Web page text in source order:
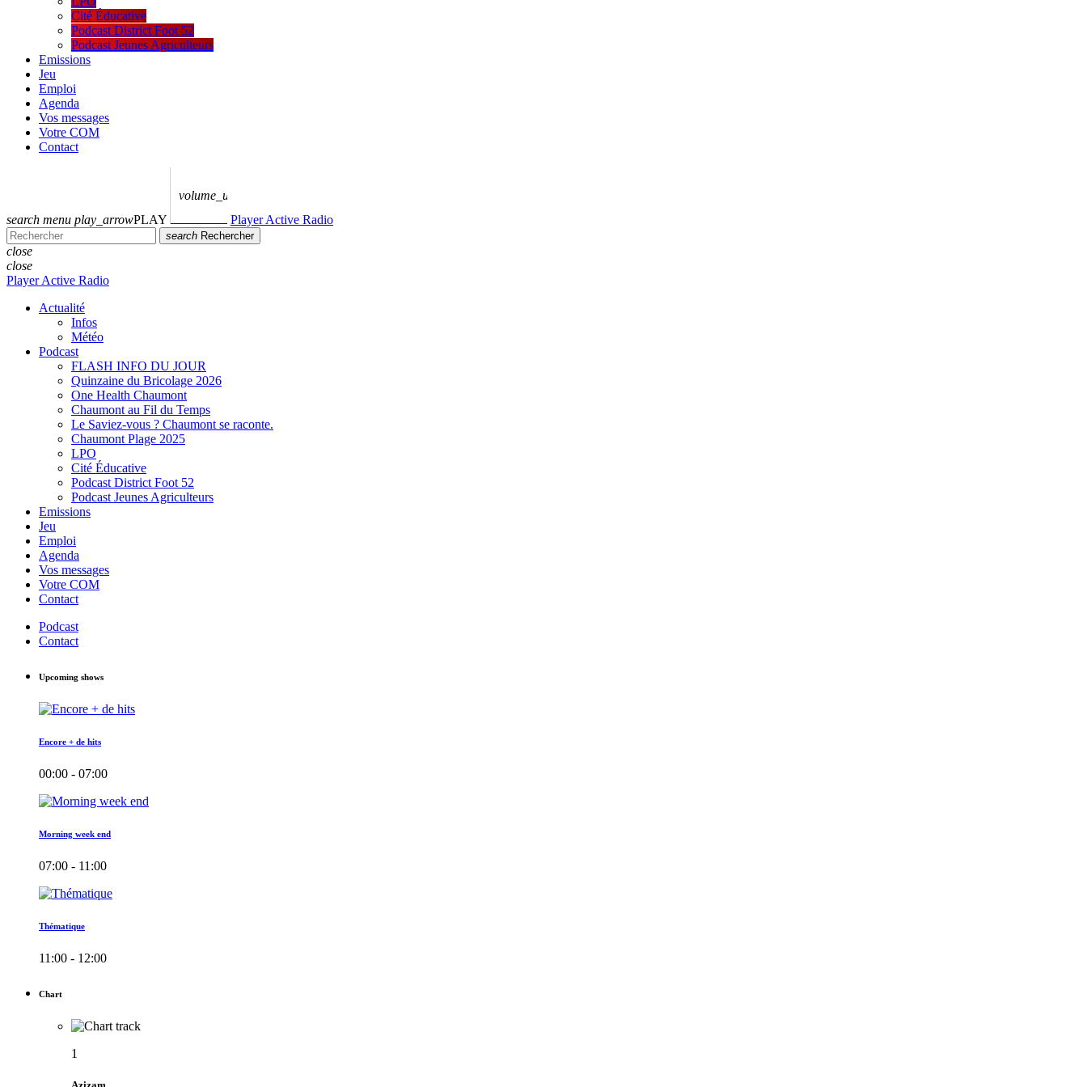
Cité Éducative
Podcast District Foot 52
Podcast Jeunes Agriculteurs
Emissions
Jeu
Emploi
Agenda
Vos messages
Votre COM
Contact
search menu play_arrowPLAY
volume_up
Player Active Radio
search Rechercher
close
close
Player Active Radio
Actualité
Infos
Météo
Podcast
FLASH INFO DU JOUR
Quinzaine du Bricolage 2026
One Health Chaumont
Chaumont au Fil du Temps
Le Saviez-vous ? Chaumont se raconte.
Chaumont Plage 2025
LPO
Cité Éducative
Podcast District Foot 52
Podcast Jeunes Agriculteurs
Emissions
Jeu
Emploi
Agenda
Vos messages
Votre COM
Contact
Podcast
Contact
Upcoming shows
Encore + de hits
00:00 - 07:00
Morning week end
07:00 - 11:00
Thématique
11:00 - 12:00
Chart
1